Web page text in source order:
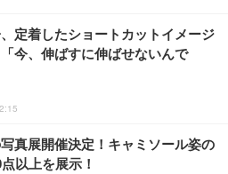
定着したショートカットイメージ
今、伸ばすに伸ばせないんで
真展開催決定！キャミソール姿の
以上を展示！